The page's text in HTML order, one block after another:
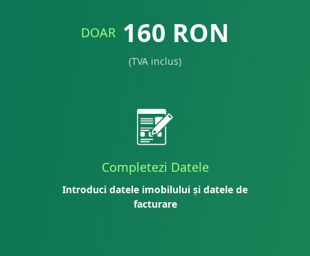
DOAR 160 RON
(TVA inclus)
Completezi Datele
Introduci datele imobilului și datele de
facturare